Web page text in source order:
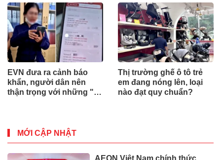
EVN đưa ra cảnh báo
khẩn, người dân nên
thận trọng với những "tin
Thị trường ghế ô tô trẻ
em đang nóng lên, loại
nào đạt quy chuẩn?
MỚI CẬP NHẬT
AEON Việt Nam chính thức